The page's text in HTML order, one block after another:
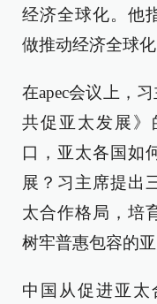
经济全球化。他
做推动经济全球化
在apec会议上，
共促亚太发展
口，亚太各国如
展？习主席提出
太合作格局，培
树牢普惠包容的亚
中国从促进亚